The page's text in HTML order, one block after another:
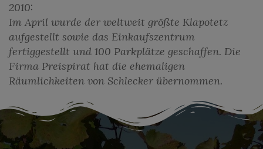
2010:
Im April wurde der weltweit größte Klapotetz
aufgestellt sowie das Einkaufszentrum
fertiggestellt und 100 Parkplätze geschaffen. Die
Firma Preispirat hat die ehemaligen
Räumlichkeiten von Schlecker übernommen.